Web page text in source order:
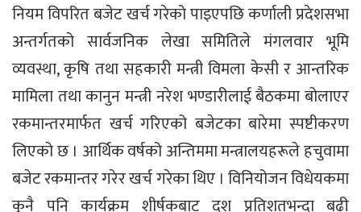
नियम विपरित बजेट खर्च गरेको पाइएपछि कर्णाली प्रदेशसभा
अन्तर्गतको सार्वजनिक लेखा समितिले मंगलवार भूमि
व्यवस्था, कृषि तथा सहकारी मन्त्री विमला केसी र आन्तरिक
मामिला तथा कानुन मन्त्री नरेश भण्डारीलाई बैठकमा बोलाएर
रकमान्तरमार्फत खर्च गरिएको बजेटका बारेमा स्पष्टीकरण
लिएको छ । आर्थिक वर्षको अन्तिममा मन्त्रालयहरूले हचुवामा
बजेट रकमान्तर गरेर खर्च गरेका थिए । विनियोजन विधेयकमा
कुनै पनि कार्यक्रम शीर्षकबाट दश प्रतिशतभन्दा बढी